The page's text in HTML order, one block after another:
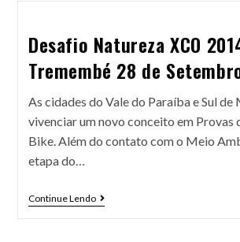
Desafio Natureza XCO
Tremembé 28 de
As cidades do Vale do Paraíba e Sul de
vivenciar um novo conceito em Provas
Bike. Além do contato com o Meio
etapa do…
Continue Lendo